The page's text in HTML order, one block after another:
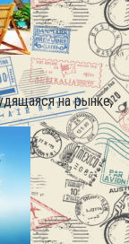
на рынке,